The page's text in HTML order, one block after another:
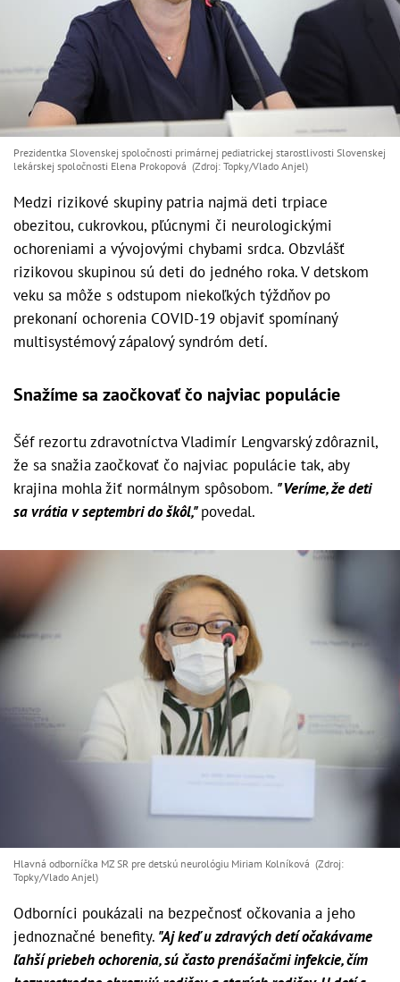
Prezidentka Slovenskej spoločnosti primárnej pediatrickej starostlivosti Slovenskej
lekárskej spoločnosti Elena Prokopová (Zdroj: Topky/Vlado Anjel)
Medzi rizikové skupiny patria najmä deti trpiace
obezitou, cukrovkou, pľúcnymi či neurologickými
ochoreniami a vývojovými chybami srdca. Obzvlášť
rizikovou skupinou sú deti do jedného roka. V detskom
veku sa môže s odstupom niekoľkých týždňov po
prekonaní ochorenia COVID-19 objaviť spomínaný
multisystémový zápalový syndróm detí.
Snažíme sa zaočkovať čo najviac populácie
Šéf rezortu zdravotníctva Vladimír Lengvarský zdôraznil,
že sa snažia zaočkovať čo najviac populácie tak, aby
krajina mohla žiť normálnym spôsobom. "Veríme, že deti
sa vrátia v septembri do škôl,"povedal.
Hlavná odborníčka MZ SR pre detskú neurológiu Miriam Kolníková (Zdroj:
Topky/Vlado Anjel)
Odborníci poukázali na bezpečnosť očkovania a jeho
jednoznačné benefity. "Aj keď u zdravých detí očakávame
ľahší priebeh ochorenia, sú často prenášačmi infekcie, čím